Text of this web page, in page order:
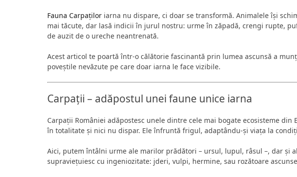
Fauna Carpaților iarna nu dispare, ci doar se transformă. Animalele își
mai tăcute, dar lasă indicii în jurul nostru: urme în zăpadă, crengi rupte,
de auzit de o ureche neantrenată.
Acest articol te poartă într-o călătorie fascinantă prin lumea ascunsă a
poveștile nevăzute pe care doar iarna le face vizibile.
Carpații – adăpostul unei faune unice iarna
Carpații României adăpostesc unele dintre cele mai bogate ecosisteme din
în totalitate și nici nu dispar. Ele înfruntă frigul, adaptându-și viața la
Aici, putem întâlni urme ale marilor prădători – ursul, lupul, râsul –, dar și
supraviețuiesc cu ingeniozitate: jderi, vulpi, hermine, sau rozătoare